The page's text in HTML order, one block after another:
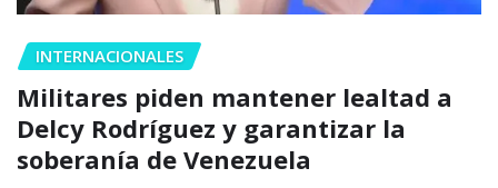
INTERNACIONALES
Militares piden mantener lealtad a
Delcy Rodríguez y garantizar la
soberanía de Venezuela